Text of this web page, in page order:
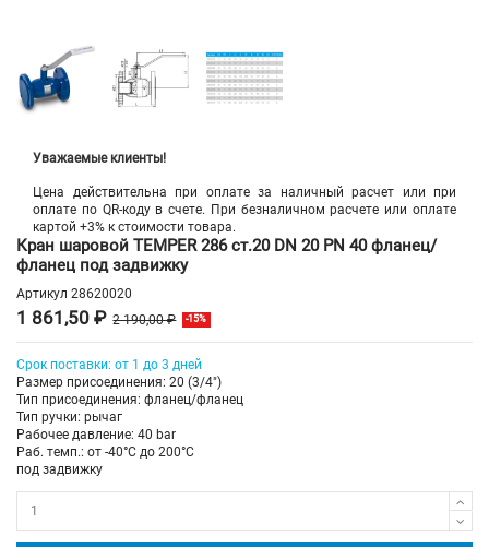
Уважаемые клиенты!
Цена действительна при оплате за наличный расчет или при
оплате по QR-коду в счете. При безналичном расчете или оплате
картой +3% к стоимости товара.
Кран шаровой TEMPER 286 ст.20 DN 20 PN 40 фланец/
фланец под задвижку
Артикул 28620020
1 861,50 ₽ 2 190,00 ₽ -15%
Срок поставки: от 1 до 3 дней
Размер присоединения: 20 (3/4")
Тип присоединения: фланец/фланец
Тип ручки: рычаг
Рабочее давление: 40 bar
Раб. темп.: от -40°C до 200°C
под задвижку